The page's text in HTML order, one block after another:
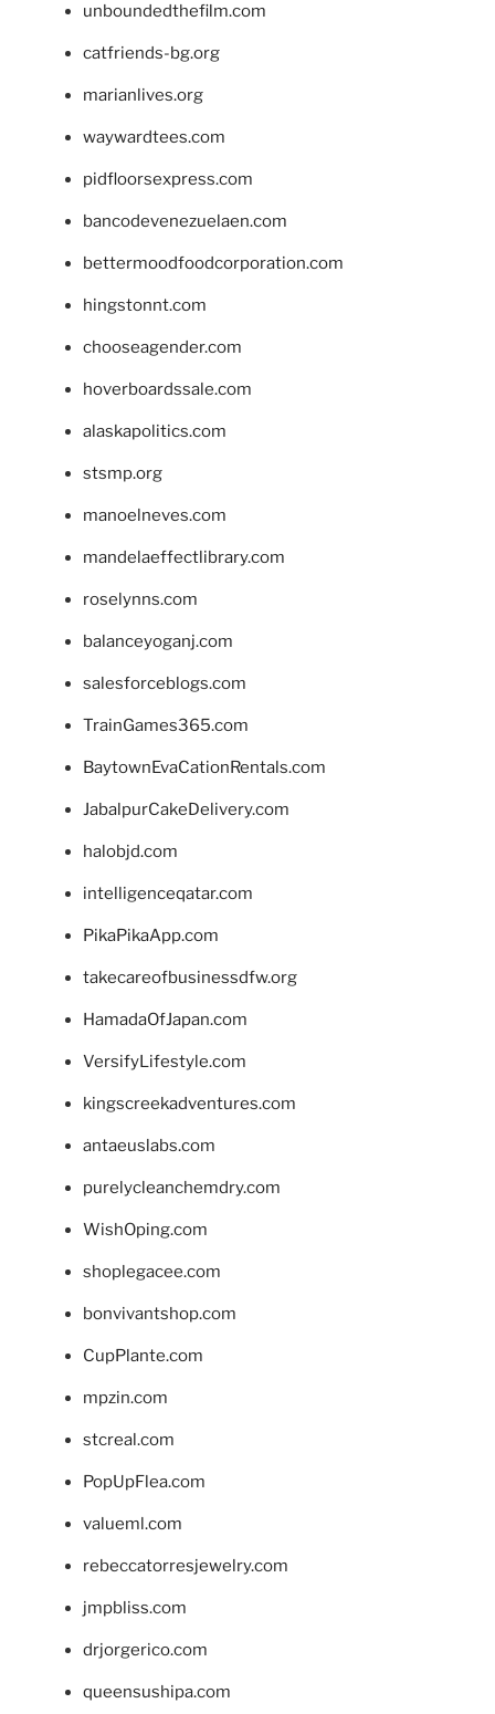
unboundedthefilm.com
catfriends-bg.org
marianlives.org
waywardtees.com
pidfloorsexpress.com
bancodevenezuelaen.com
bettermoodfoodcorporation.com
hingstonnt.com
chooseagender.com
hoverboardssale.com
alaskapolitics.com
stsmp.org
manoelneves.com
mandelaeffectlibrary.com
roselynns.com
balanceyoganj.com
salesforceblogs.com
TrainGames365.com
BaytownEvaCationRentals.com
JabalpurCakeDelivery.com
halobjd.com
intelligenceqatar.com
PikaPikaApp.com
takecareofbusinessdfw.org
HamadaOfJapan.com
VersifyLifestyle.com
kingscreekadventures.com
antaeuslabs.com
purelycleanchemdry.com
WishOping.com
shoplegacee.com
bonvivantshop.com
CupPlante.com
mpzin.com
stcreal.com
PopUpFlea.com
valueml.com
rebeccatorresjewelry.com
jmpbliss.com
drjorgerico.com
queensushipa.com